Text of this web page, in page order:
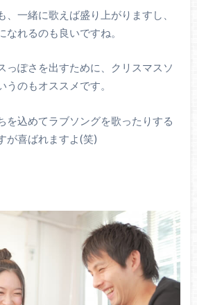
、一緒に歌えば盛り上がりますし、
れるのも良いですね。
っぽさを出すために、クリスマスソ
うのもオススメです。
を込めてラブソングを歌ったりする
が喜ばれますよ(笑)